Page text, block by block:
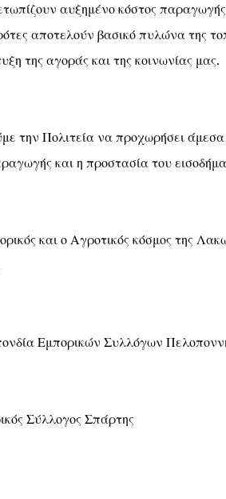
αυξημένο κόστος
αποτελούν βασικό πυλώνα της
της αγοράς και της κοινωνίας μας.
την Πολιτεία να προχωρήσει άμεσα
και η προστασία του
και ο Αγροτικός κόσμος της
Εμπορικών Συλλόγων
Σύλλογος Σπάρτης